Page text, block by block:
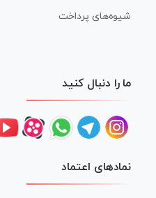
شیوه‌های پرداخت
ما را دنبال کنید
نمادهای اعتماد